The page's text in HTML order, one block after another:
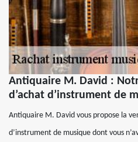
Antiquaire M. David :
d’achat d’instrument de
Antiquaire M. David vous propose la
d’instrument de musique dont vous